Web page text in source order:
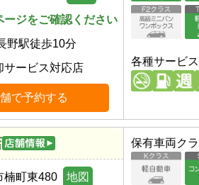
ージをご確認ください
野駅徒歩10分
サービス対応店
で予約する
各種サービス
楠町東480 地図
保有車両ク